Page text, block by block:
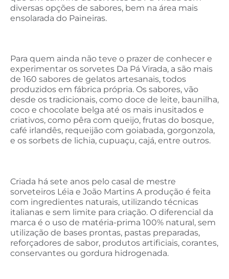
diversas opções de sabores, bem na área mais
ensolarada do Paineiras.
Para quem ainda não teve o prazer de conhecer e
experimentar os sorvetes Da Pá Virada, a são mais
de 160 sabores de gelatos artesanais, todos
produzidos em fábrica própria. Os sabores, vão
desde os tradicionais, como doce de leite, baunilha,
coco e chocolate belga até os mais inusitados e
criativos, como pêra com queijo, frutas do bosque,
café irlandês, requeijão com goiabada, gorgonzola,
e os sorbets de lichia, cupuaçu, cajá, entre outros.
Criada há sete anos pelo casal de mestre
sorveteiros Léia e João Martins A produção é feita
com ingredientes naturais, utilizando técnicas
italianas e sem limite para criação. O diferencial da
marca é o uso de matéria-prima 100% natural, sem
utilização de bases prontas, pastas preparadas,
reforçadores de sabor, produtos artificiais, corantes,
conservantes ou gordura hidrogenada.